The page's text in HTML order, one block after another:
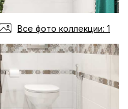
Все фото коллекции: 1